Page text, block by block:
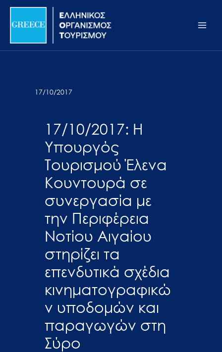
Σημείωση:
ιστότοπος
προσβασιμότητας.
Μετάβαση
περιεχόμενο
17/10/2017
17/10/2017: Η
Υπουργός
Τουρισμού Έλενα
Κουντουρά σε
συνεργασία με
την Περιφέρεια
Νοτίου Αιγαίου
στηρίζει τα
επενδυτικά σχέδια
κινηματογραφικώ
ν υποδομών και
παραγωγών στη
Σύρο